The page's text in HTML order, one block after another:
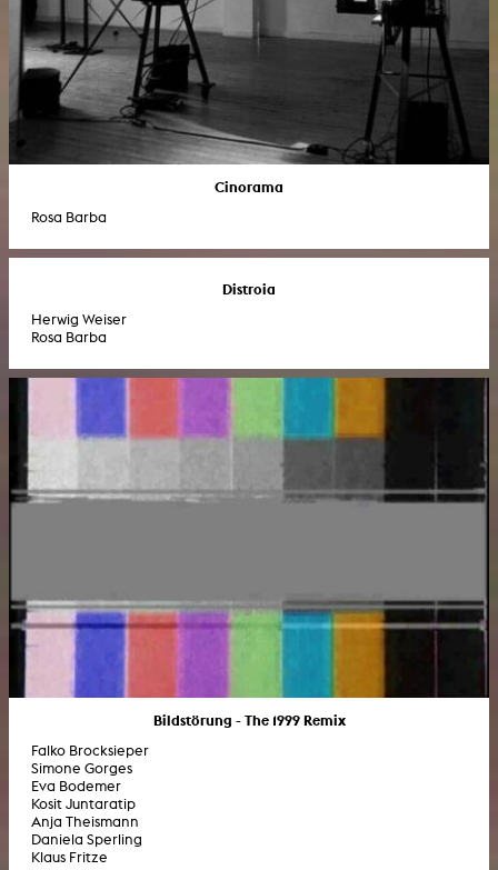
Cinorama
Rosa Barba
Distroia
Herwig Weiser
Rosa Barba
Bildstörung - The 1999 Remix
Falko Brocksieper
Simone Gorges
Eva Bodemer
Kosit Juntaratip
Anja Theismann
Daniela Sperling
Klaus Fritze